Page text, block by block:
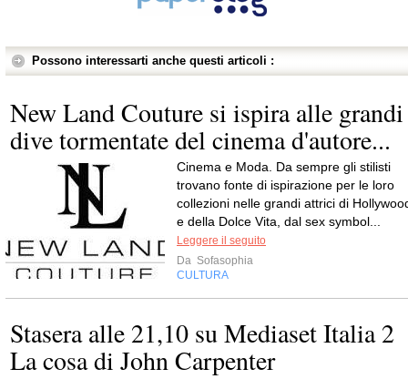
Possono interessarti anche questi articoli :
New Land Couture si ispira alle grandi
dive tormentate del cinema d'autore...
Cinema e Moda. Da sempre gli stilisti
trovano fonte di ispirazione per le loro
collezioni nelle grandi attrici di
e della Dolce Vita, dal sex symbol...
Leggere il seguito
Da Sofasophia
CULTURA
Stasera alle 21,10 su Mediaset Italia 2
La cosa di John Carpenter